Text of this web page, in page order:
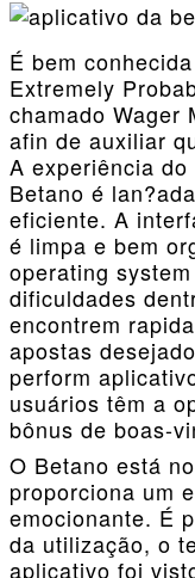
É bem
Extremely
chamado Wager
afin de auxiliar
A experiência
Betano é
eficiente. A
é limpa e bem
operating
dificuldades
encontrem
apostas
perform
usuários têm a
bônus de boas-
O Betano está
proporciona um
emocionante. É
da utilização, o
aplicativo foi